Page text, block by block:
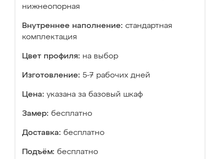
нижнеопорная
Внутреннее наполнение: стандартная
комплектация
Цвет профиля: на выбор
Изготовление: 5-7 рабочих дней
Цена: указана за базовый шкаф
Замер: бесплатно
Доставка: бесплатно
Подъём: бесплатно